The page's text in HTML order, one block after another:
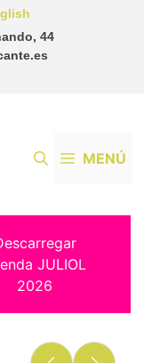
44
MENÚ
JULIOL
2026